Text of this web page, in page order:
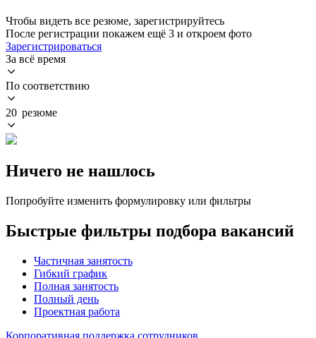
Чтобы видеть все резюме, зарегистрируйтесь
После регистрации покажем ещё 3 и откроем фото
Зарегистрироваться
За всё время
По соответствию
20 резюме
Ничего не нашлось
Попробуйте изменить формулировку или фильтры
Быстрые фильтры подбора вакансий
Частичная занятость
Гибкий график
Полная занятость
Полный день
Проектная работа
Корпоративная поддержка сотрудников